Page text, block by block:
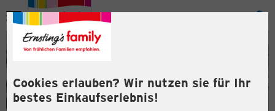
Cookies erlauben? Wir nutzen sie für Ihr
bestes Einkaufserlebnis!
Menü